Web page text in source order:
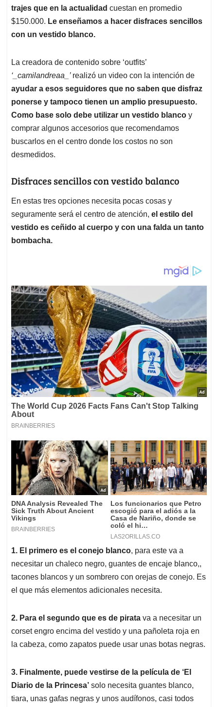
trajes que en la actualidad cuestan en promedio
$150.000. Le enseñamos a hacer disfraces sencillos
con un vestido blanco.
La creadora de contenido sobre ‘outfits’
‘_camilandreaa_’ realizó un video con la intención de
ayudar a esos seguidores que no saben que disfraz
ponerse y tampoco tienen un amplio presupuesto.
Como base solo debe utilizar un vestido blanco y
comprar algunos accesorios que recomendamos
buscarlos en el centro donde los costos no son
desmedidos.
Disfraces sencillos con vestido balanco
En estas tres opciones necesita pocas cosas y
seguramente será el centro de atención, el estilo del
vestido es ceñido al cuerpo y con una falda un tanto
bombacha.
1. El primero es el conejo blanco, para este va a
necesitar un chaleco negro, guantes de encaje blanco,,
tacones blancos y un sombrero con orejas de conejo. Es
el que más elementos adicionales necesita.
2. Para el segundo que es de pirata va a necesitar un
corset engro encima del vestido y una pañoleta roja en
la cabeza, como zapatos puede usar unas botas negras.
3. Finalmente, puede vestirse de la película de ‘El
Diario de la Princesa’ solo necesita guantes blanco,
tiara, unas gafas negras y unos audífonos, casi todos